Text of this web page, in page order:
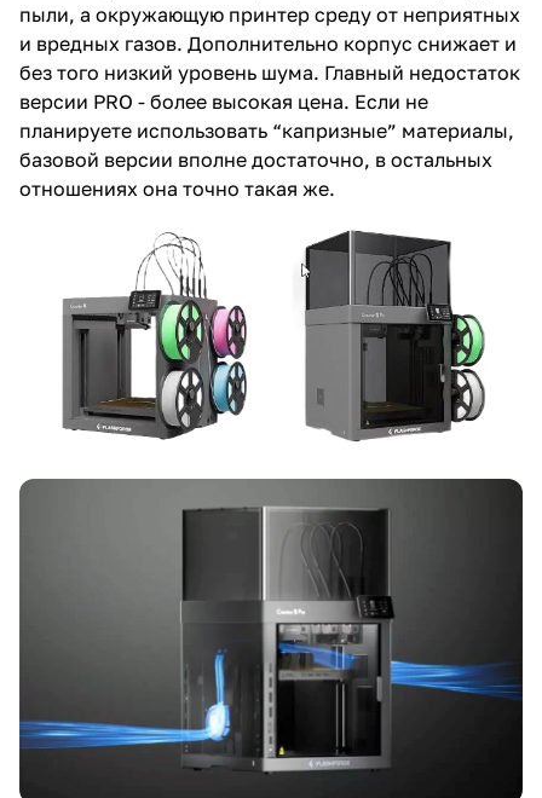
пыли, а окружающую принтер среду от неприятных
и вредных газов. Дополнительно корпус снижает и
без того низкий уровень шума. Главный недостаток
версии PRO - более высокая цена. Если не
планируете использовать “капризные” материалы,
базовой версии вполне достаточно, в остальных
отношениях она точно такая же.